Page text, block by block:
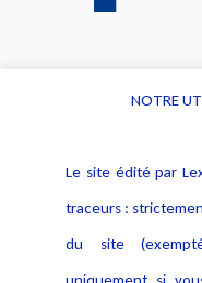
Alerte professionnelle
Déclaration
Notice Légale
NOTRE
Le site édité par
traceurs :
du site